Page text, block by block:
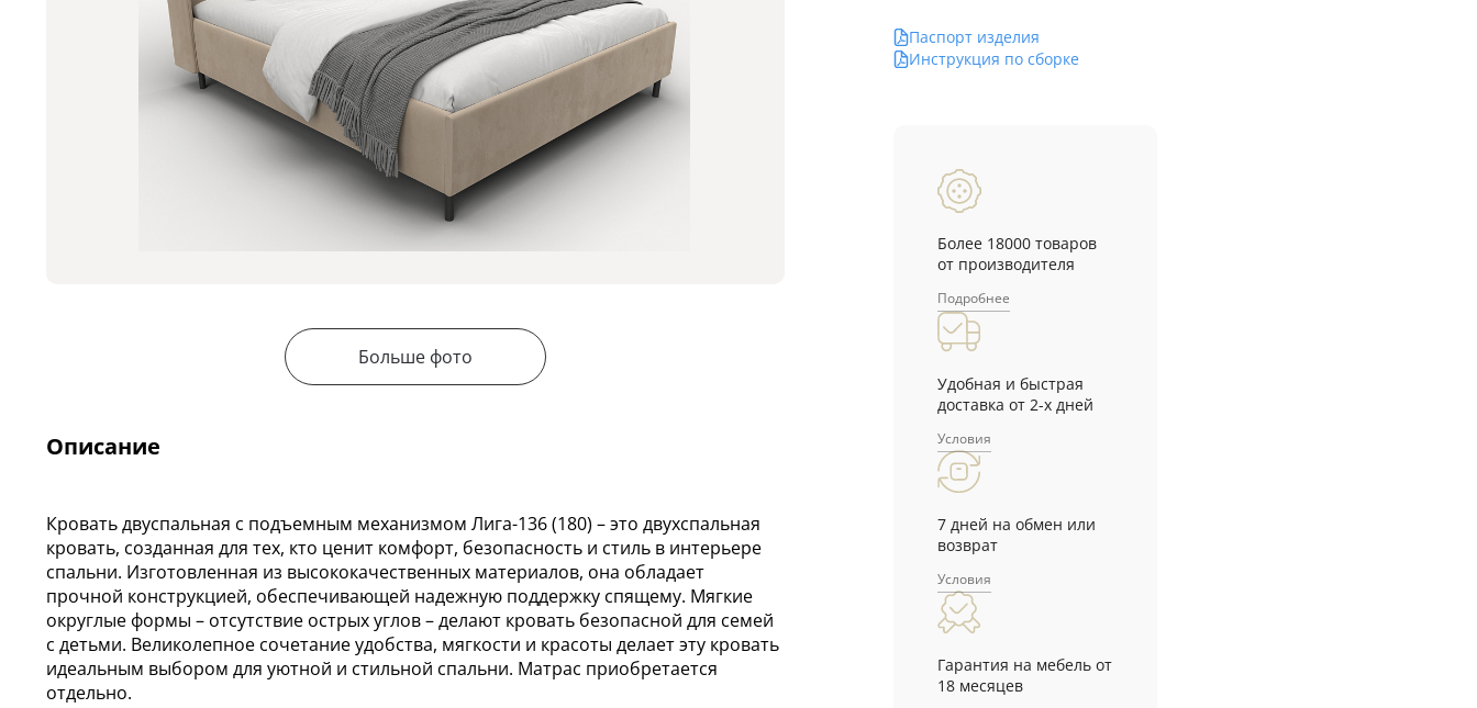
Больше фото
Описание
Кровать двуспальная с подъемным механизмом Лига-136 (180) – это двухспальная
кровать, созданная для тех, кто ценит комфорт, безопасность и стиль в интерьере
спальни. Изготовленная из высококачественных материалов, она обладает
прочной конструкцией, обеспечивающей надежную поддержку спящему. Мягкие
округлые формы – отсутствие острых углов – делают кровать безопасной для семей
с детьми. Великолепное сочетание удобства, мягкости и красоты делает эту кровать
идеальным выбором для уютной и стильной спальни. Матрас приобретается
отдельно.
Паспорт изделия
Инструкция по сборке
Более 18000 товаров
от производителя
Подробнее
Удобная и быстрая
доставка от 2-х дней
Условия
7 дней на обмен или
возврат
Условия
Гарантия на мебель от
18 месяцев